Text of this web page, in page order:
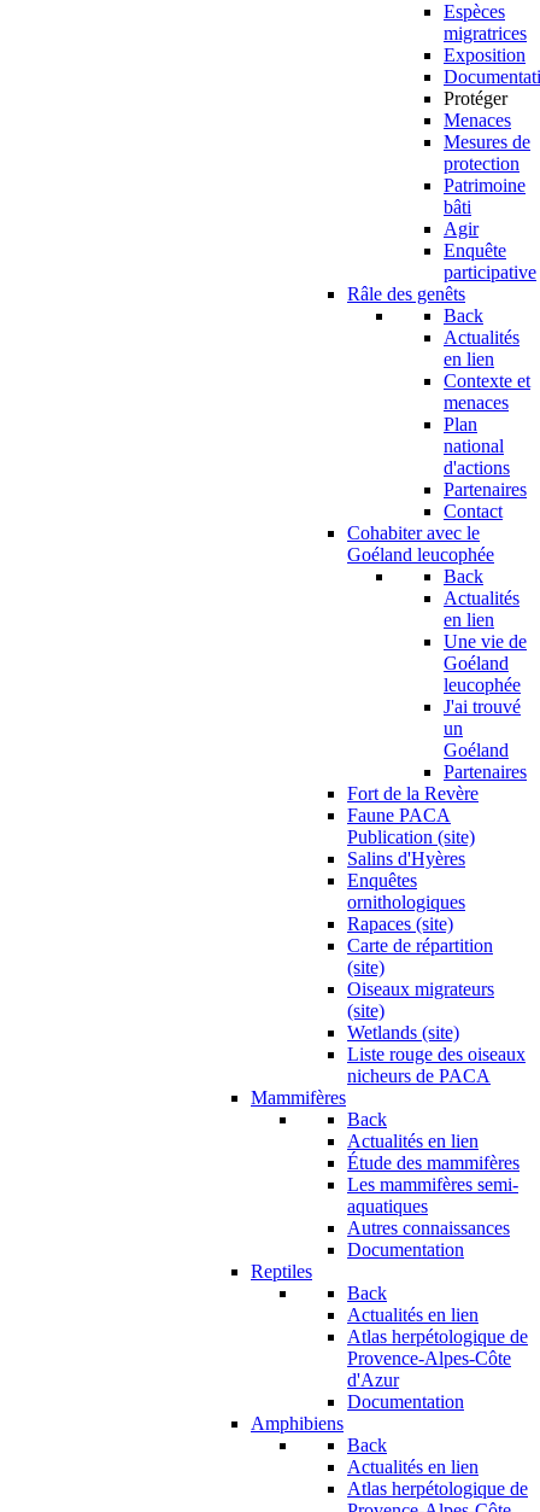
Espèces
migratrices
Exposition
Protéger
Menaces
Mesures de
protection
Patrimoine
bâti
Agir
Enquête
participative
Râle des genêts
Back
Actualités
en lien
Contexte et
menaces
Plan
national
d'actions
Partenaires
Contact
Cohabiter avec le
Goéland leucophée
Back
Actualités
en lien
Une vie de
Goéland
leucophée
J'ai trouvé
un
Goéland
Partenaires
Fort de la Revère
Faune PACA
Publication (site)
Salins d'Hyères
Enquêtes
ornithologiques
Rapaces (site)
Carte de répartition
(site)
Oiseaux migrateurs
(site)
Wetlands (site)
Liste rouge des oiseaux
nicheurs de PACA
Mammifères
Back
Actualités en lien
Étude des mammifères
Les mammifères semi-
aquatiques
Autres connaissances
Documentation
Reptiles
Back
Actualités en lien
Atlas herpétologique de
Provence-Alpes-Côte
d'Azur
Documentation
Amphibiens
Back
Actualités en lien
Atlas herpétologique de